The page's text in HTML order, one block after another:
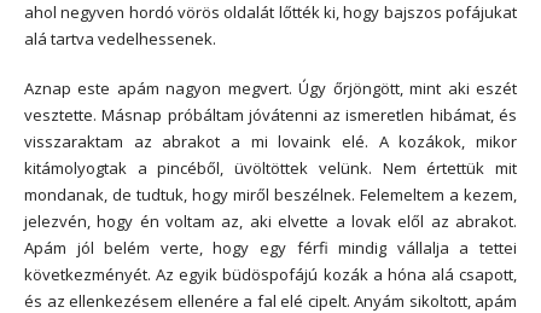
ahol negyven hordó vörös oldalát lőtték ki, hogy bajszos pofájukat
alá tartva vedelhessenek.
Aznap este apám nagyon megvert. Úgy őrjöngött, mint aki eszét
vesztette. Másnap próbáltam jóvátenni az ismeretlen hibámat, és
visszaraktam az abrakot a mi lovaink elé. A kozákok, mikor
kitámolyogtak a pincéből, üvöltöttek velünk. Nem értettük mit
mondanak, de tudtuk, hogy miről beszélnek. Felemeltem a kezem,
jelezvén, hogy én voltam az, aki elvette a lovak elől az abrakot.
Apám jól belém verte, hogy egy férfi mindig vállalja a tettei
következményét. Az egyik büdöspofájú kozák a hóna alá csapott,
és az ellenkezésem ellenére a fal elé cipelt. Anyám sikoltott, apám